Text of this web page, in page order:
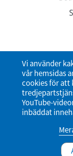
Vi använder
vår hemsidas
cookies för att
YouTube-
inbäddat